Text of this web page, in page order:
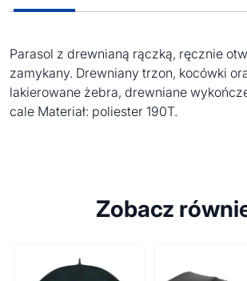
Parasol z drewnianą rączką, ręcznie
zamykany. Drewniany trzon, kocówki
lakierowane żebra, drewniane
cale Materiał: poliester 190T.
Zobacz